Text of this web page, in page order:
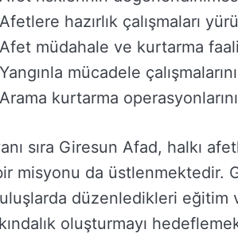
hazırlık çalışmaları
müdahale ve kurtarma
mücadele
kurtarma
sıra Giresun Afad, halkı
misyonu da üstlenmektedir.
düzenledikleri
oluşturmayı